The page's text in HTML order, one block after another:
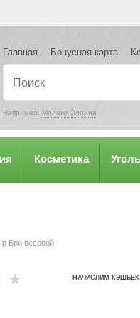
Главная Бонусная карта
Например: Молоко Олония
Косметика Уголь
Бри весовой
НАЧИСЛИМ КЭШБЕК